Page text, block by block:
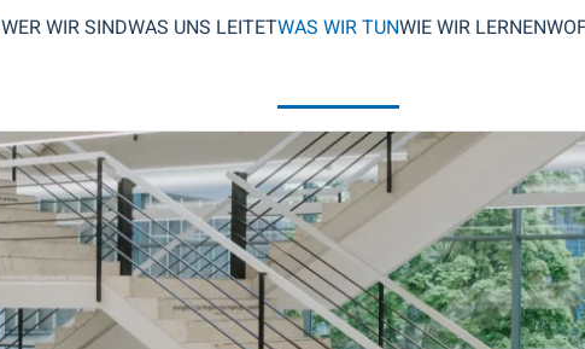
WER WIR SINDWAS UNS LEITETWAS WIR TUNWIE WIR LERNEN